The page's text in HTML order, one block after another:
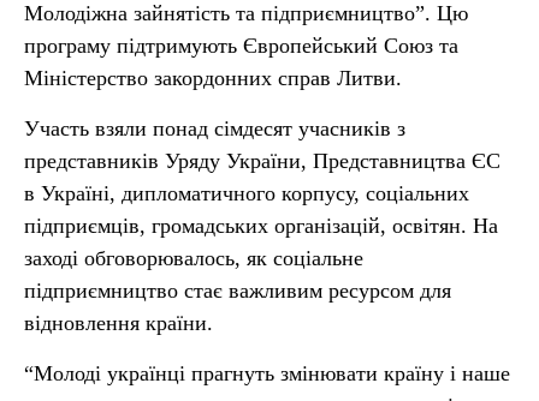
Молодіжна зайнятість та підприємництво”. Цю
програму підтримують Європейський Союз та
Міністерство закордонних справ Литви.
Участь взяли понад сімдесят учасників з
представників Уряду України, Представництва ЄС
в Україні, дипломатичного корпусу, соціальних
підприємців, громадських організацій, освітян. На
заході обговорювалось, як соціальне
підприємництво стає важливим ресурсом для
відновлення країни.
“Молоді українці прагнуть змінювати країну і наше